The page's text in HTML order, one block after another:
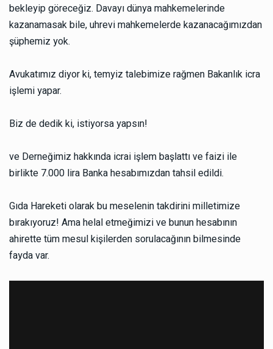
bekleyip göreceğiz. Davayı dünya mahkemelerinde
kazanamasak bile, uhrevi mahkemelerde kazanacağımızdan
şüphemiz yok.
Avukatımız diyor ki, temyiz talebimize rağmen Bakanlık icra
işlemi yapar.
Biz de dedik ki, istiyorsa yapsın!
ve Derneğimiz hakkında icrai işlem başlattı ve faizi ile
birlikte 7.000 lira Banka hesabımızdan tahsil edildi.
Gıda Hareketi olarak bu meselenin takdirini milletimize
bırakıyoruz! Ama helal etmeğimizi ve bunun hesabının
ahirette tüm mesul kişilerden sorulacağının bilmesinde
fayda var.